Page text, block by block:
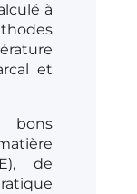
à
et
bons
de